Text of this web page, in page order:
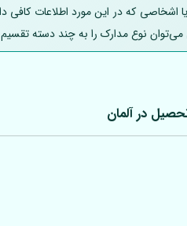
یا اشخاصی که در این مورد اطلاعات
نوع مدارک را به چند دسته تقسیم
تحصیل درآلمان